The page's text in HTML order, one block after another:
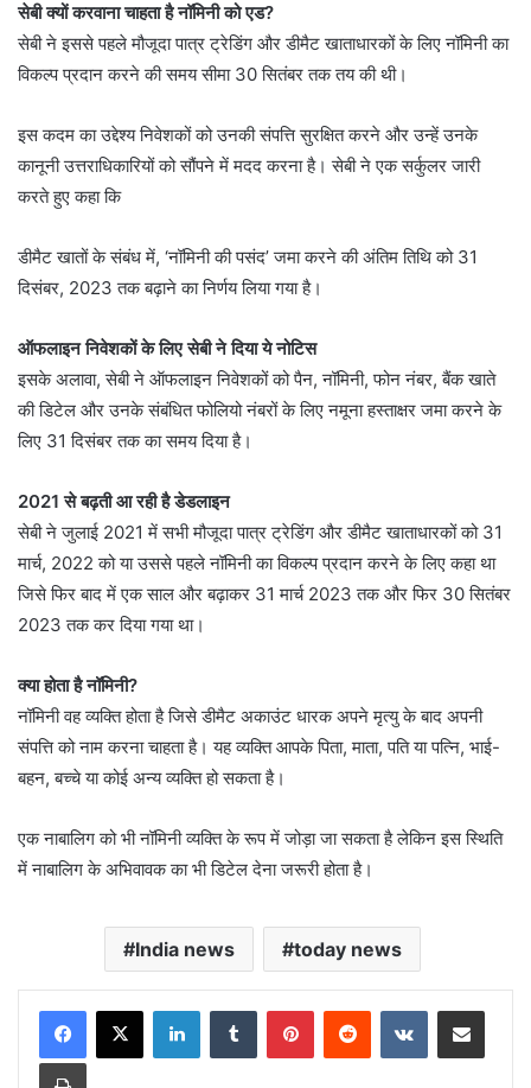
सेबी क्यों करवाना चाहता है नॉमिनी को एड?
सेबी ने इससे पहले मौजूदा पात्र ट्रेडिंग और डीमैट खाताधारकों के लिए नॉमिनी का
विकल्प प्रदान करने की समय सीमा 30 सितंबर तक तय की थी।
इस कदम का उद्देश्य निवेशकों को उनकी संपत्ति सुरक्षित करने और उन्हें उनके
कानूनी उत्तराधिकारियों को सौंपने में मदद करना है। सेबी ने एक सर्कुलर जारी
करते हुए कहा कि
डीमैट खातों के संबंध में, ‘नॉमिनी की पसंद’ जमा करने की अंतिम तिथि को 31
दिसंबर, 2023 तक बढ़ाने का निर्णय लिया गया है।
ऑफलाइन निवेशकों के लिए सेबी ने दिया ये नोटिस
इसके अलावा, सेबी ने ऑफलाइन निवेशकों को पैन, नॉमिनी, फोन नंबर, बैंक खाते
की डिटेल और उनके संबंधित फोलियो नंबरों के लिए नमूना हस्ताक्षर जमा करने के
लिए 31 दिसंबर तक का समय दिया है।
2021 से बढ़ती आ रही है डेडलाइन
सेबी ने जुलाई 2021 में सभी मौजूदा पात्र ट्रेडिंग और डीमैट खाताधारकों को 31
मार्च, 2022 को या उससे पहले नॉमिनी का विकल्प प्रदान करने के लिए कहा था
जिसे फिर बाद में एक साल और बढ़ाकर 31 मार्च 2023 तक और फिर 30 सितंबर
2023 तक कर दिया गया था।
क्या होता है नॉमिनी?
नॉमिनी वह व्यक्ति होता है जिसे डीमैट अकाउंट धारक अपने मृत्यु के बाद अपनी
संपत्ति को नाम करना चाहता है। यह व्यक्ति आपके पिता, माता, पति या पत्नि, भाई-
बहन, बच्चे या कोई अन्य व्यक्ति हो सकता है।
एक नाबालिग को भी नॉमिनी व्यक्ति के रूप में जोड़ा जा सकता है लेकिन इस स्थिति
में नाबालिग के अभिवावक का भी डिटेल देना जरूरी होता है।
India news today news
LinkedInTumblr PinterestReddit VKontakteShare via Email
Print